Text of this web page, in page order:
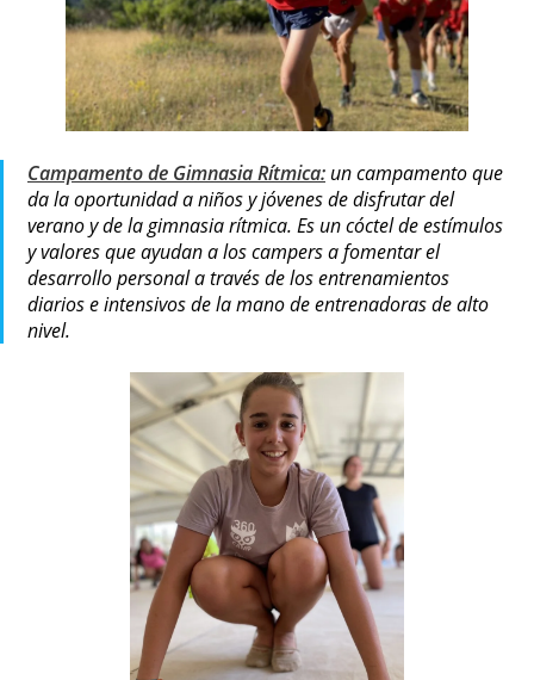
Campamento de Gimnasia Rítmica: un campamento que
da la oportunidad a niños y jóvenes de disfrutar del
verano y de la gimnasia rítmica. Es un cóctel de estímulos
y valores que ayudan a los campers a fomentar el
desarrollo personal a través de los entrenamientos
diarios e intensivos de la mano de entrenadoras de alto
nivel.